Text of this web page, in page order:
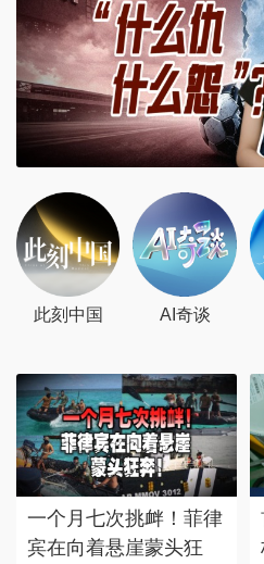
此刻中国 AI奇谈
一个月七次挑衅！菲律
宾在向着悬崖蒙头狂